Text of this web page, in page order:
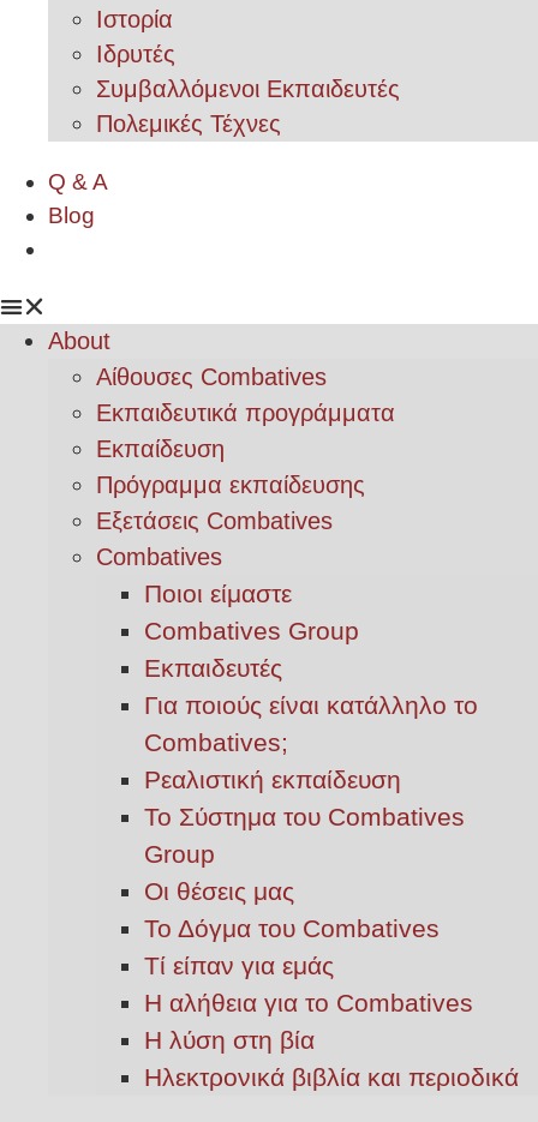
Ιστορία
Ιδρυτές
Συμβαλλόμενοι Εκπαιδευτές
Πολεμικές Τέχνες
Q & A
Blog
About
Αίθουσες Combatives
Εκπαιδευτικά προγράμματα
Εκπαίδευση
Πρόγραμμα εκπαίδευσης
Εξετάσεις Combatives
Combatives
Ποιοι είμαστε
Combatives Group
Εκπαιδευτές
Για ποιούς είναι κατάλληλο το
Combatives;
Ρεαλιστική εκπαίδευση
Το Σύστημα του Combatives
Group
Οι θέσεις μας
Το Δόγμα του Combatives
Τί είπαν για εμάς
Η αλήθεια για το Combatives
Η λύση στη βία
Ηλεκτρονικά βιβλία και περιοδικά